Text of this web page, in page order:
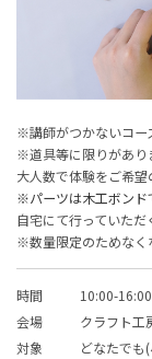
※講師がつかないコー
※道具等に限りがあり
大人数で体験をご希望
※パーツは木工ボンド
自宅にて行っていただ
※数量限定のためなく
時間
10:00-16:00
会場
クラフト工
対象
どなたでも